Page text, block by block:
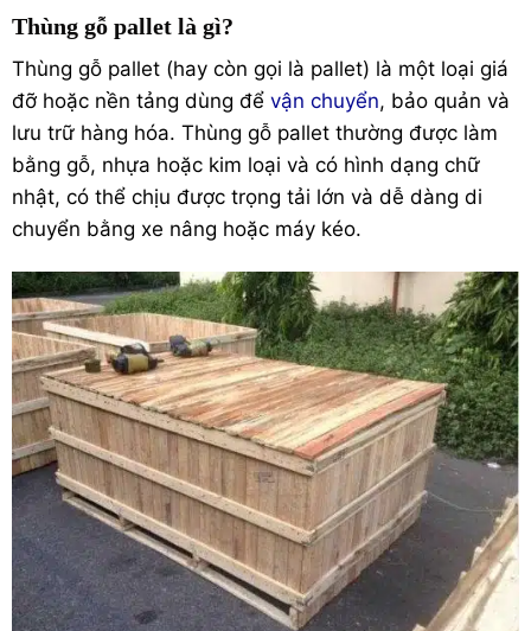
Thùng gỗ pallet là gì?
Thùng gỗ pallet (hay còn gọi là pallet) là một loại giá
đỡ hoặc nền tảng dùng để vận chuyển, bảo quản và
lưu trữ hàng hóa. Thùng gỗ pallet thường được làm
bằng gỗ, nhựa hoặc kim loại và có hình dạng chữ
nhật, có thể chịu được trọng tải lớn và dễ dàng di
chuyển bằng xe nâng hoặc máy kéo.